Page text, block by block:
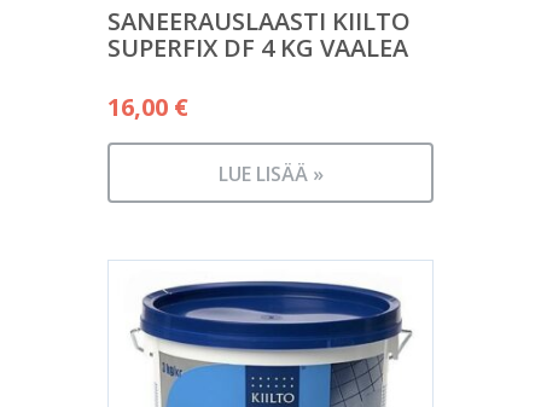
SANEERAUSLAASTI KIILTO
SUPERFIX DF 4 KG VAALEA
16,00 €
LUE LISÄÄ »